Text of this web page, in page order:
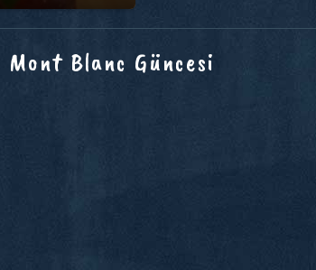
Mont Blanc Güncesi